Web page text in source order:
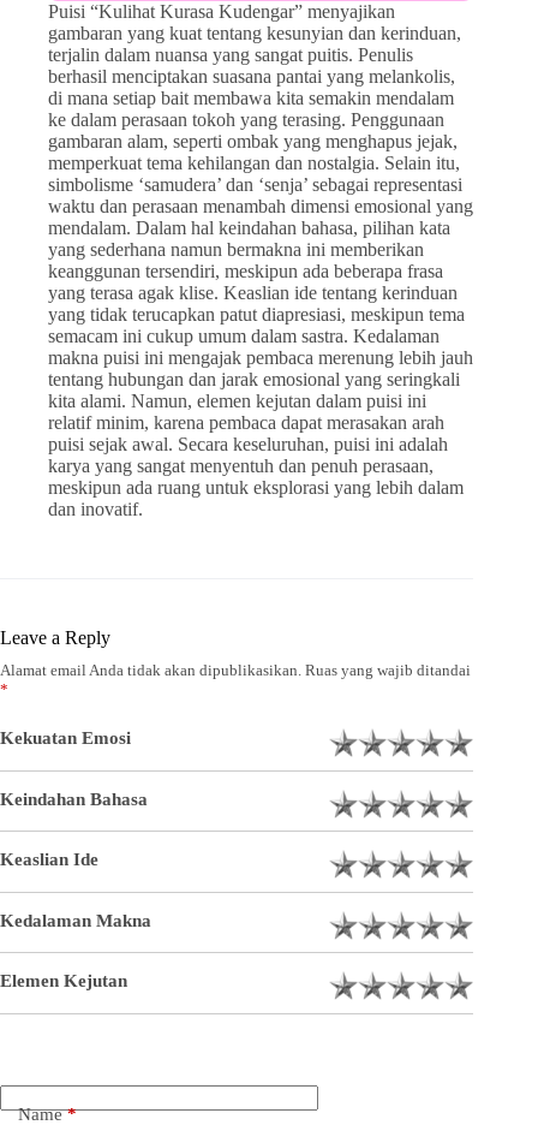
Puisi “Kulihat Kurasa Kudengar” menyajikan
gambaran yang kuat tentang kesunyian dan kerinduan,
terjalin dalam nuansa yang sangat puitis. Penulis
berhasil menciptakan suasana pantai yang melankolis,
di mana setiap bait membawa kita semakin mendalam
ke dalam perasaan tokoh yang terasing. Penggunaan
gambaran alam, seperti ombak yang menghapus jejak,
memperkuat tema kehilangan dan nostalgia. Selain itu,
simbolisme ‘samudera’ dan ‘senja’ sebagai representasi
waktu dan perasaan menambah dimensi emosional yang
mendalam. Dalam hal keindahan bahasa, pilihan kata
yang sederhana namun bermakna ini memberikan
keanggunan tersendiri, meskipun ada beberapa frasa
yang terasa agak klise. Keaslian ide tentang kerinduan
yang tidak terucapkan patut diapresiasi, meskipun tema
semacam ini cukup umum dalam sastra. Kedalaman
makna puisi ini mengajak pembaca merenung lebih jauh
tentang hubungan dan jarak emosional yang seringkali
kita alami. Namun, elemen kejutan dalam puisi ini
relatif minim, karena pembaca dapat merasakan arah
puisi sejak awal. Secara keseluruhan, puisi ini adalah
karya yang sangat menyentuh dan penuh perasaan,
meskipun ada ruang untuk eksplorasi yang lebih dalam
dan inovatif.
Leave a Reply
Alamat email Anda tidak akan dipublikasikan. Ruas yang wajib ditandai
*
Kekuatan Emosi
Keindahan Bahasa
Keaslian Ide
Kedalaman Makna
Elemen Kejutan
Name*